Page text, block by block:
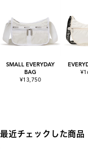
SMALL EVERYDAY
BAG
¥13,750
最近チェックした商品